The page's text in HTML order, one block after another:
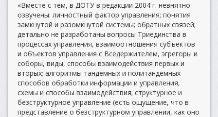
«Вместе с тем, в ДОТУ в редакции 2004 г. невнятно
озвучены: личностный фактор управления; понятия
замкнутой и разомкнутой системы; обратных связей;
детально не разработаны вопросы Триединства в
процессах управления, взаимоотношения субъектов
и объектов управления с Вседержителем, эгрегоры и
соборы, виды, способы взаимодействия первых и
вторых; алгоритмы тандемных и политандемных
способов обработки информации и управления,
схемы и способы взаимодействия; структурное и
безструктурное управление (есть ощущение, что в
представление о безструктурном управлении, как оно